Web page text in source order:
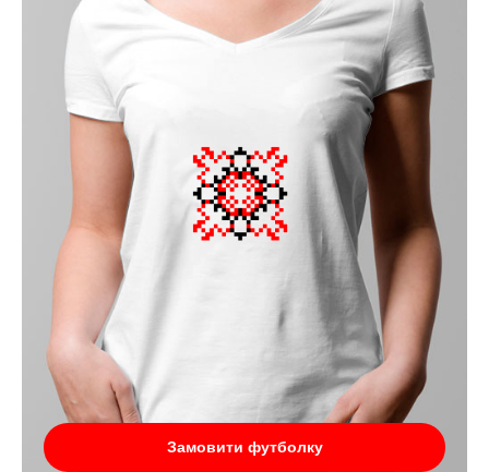
Замовити футболку